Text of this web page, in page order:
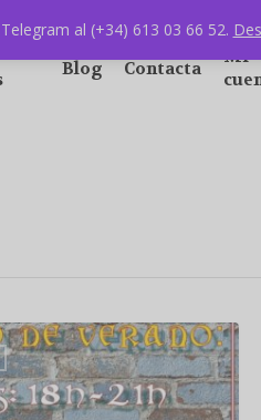
Blog Contacta
Mi
al (+34) 613 03 66 52.